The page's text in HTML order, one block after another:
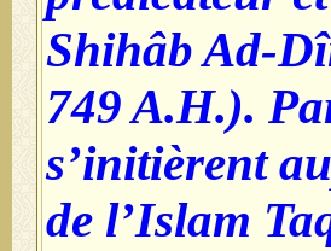
Shihâb Ad-
749 A.H.).
s’initièrent
de l’Islam